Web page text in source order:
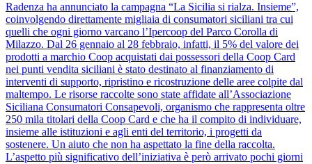
Radenza ha annunciato la campagna “La Sicilia si rialza. Insieme”,
coinvolgendo direttamente migliaia di consumatori siciliani tra cui
quelli che ogni giorno varcano l’Ipercoop del Parco Corolla di
Milazzo. Dal 26 gennaio al 28 febbraio, infatti, il 5% del valore dei
prodotti a marchio Coop acquistati dai possessori della Coop Card
nei punti vendita siciliani è stato destinato al finanziamento di
interventi di supporto, ripristino e ricostruzione delle aree colpite dal
maltempo. Le risorse raccolte sono state affidate all’Associazione
Siciliana Consumatori Consapevoli, organismo che rappresenta oltre
250 mila titolari della Coop Card e che ha il compito di individuare,
insieme alle istituzioni e agli enti del territorio, i progetti da
sostenere. Un aiuto che non ha aspettato la fine della raccolta.
L’aspetto più significativo dell’iniziativa è però arrivato pochi giorni